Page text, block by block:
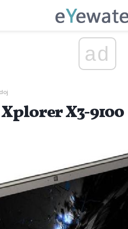
ad
X3-9100